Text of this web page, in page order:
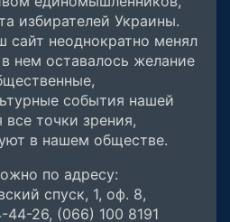
избирателей Украины.
сайт неоднократно менял
нем оставалось желание
события нашей
точки зрения,
в нашем обществе.
по адресу:
спуск, 1, оф. 8,
26, (066) 100 8191